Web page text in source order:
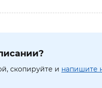
скопируйте и напишите